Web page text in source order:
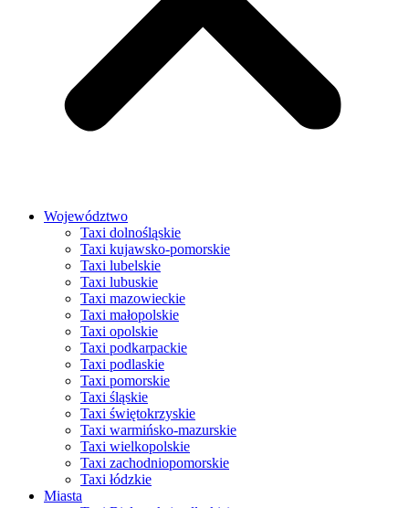
Województwo
Taxi dolnośląskie
Taxi kujawsko-pomorskie
Taxi lubelskie
Taxi lubuskie
Taxi mazowieckie
Taxi małopolskie
Taxi opolskie
Taxi podkarpackie
Taxi podlaskie
Taxi pomorskie
Taxi śląskie
Taxi świętokrzyskie
Taxi warmińsko-mazurskie
Taxi wielkopolskie
Taxi zachodniopomorskie
Taxi łódzkie
Miasta